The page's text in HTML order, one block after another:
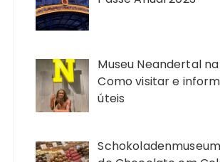
Museu Neandertal
Como visitar e
úteis